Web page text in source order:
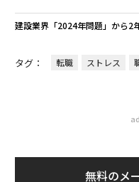
建設業界「2024年問題」から2
タグ： 転職 ストレス
無料のメ